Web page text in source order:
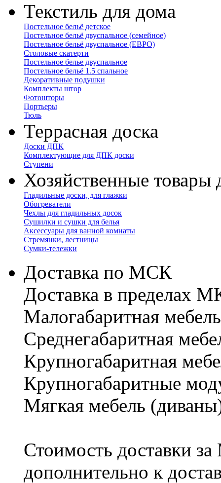
Текстиль для дома
Постельное бельё детское
Постельное бельё двуспальное (семейное)
Постельное бельё двуспальное (ЕВРО)
Столовые скатерти
Постельное белье двуспальное
Постельное бельё 1.5 спальное
Декоративные подушки
Комплекты штор
Фотошторы
Портьеры
Тюль
Террасная доска
Доски ДПК
Комплектующие для ДПК доски
Ступени
Хозяйственные товары
Гладильные доски, для глажки
Обогреватели
Чехлы для гладильных досок
Сушилки и сушки для белья
Аксессуары для ванной комнаты
Стремянки, лестницы
Сумки-тележки
Доставка по МСК
Доставка в пределах
Малогабаритная
Cреднегабаритная
Крупногабаритная
Крупногабаритные
Мягкая мебель
Стоимость доставки
дополнительно к